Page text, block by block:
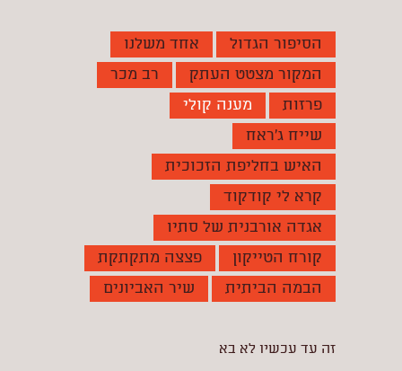
הסיפור הגדול
אחד משלנו
המקור מצטט העתק
רב מכר
פרזות
מענה קולי
שייח ג'ראח
האיש בחליפת הזכוכית
קרא לי קודקוד
אגדה אורבנית של סתיו
קורח הטייקון
פצצה מתקתקת
הבמה הביתית
שיר האביונים
זה עד עכשיו לא בא